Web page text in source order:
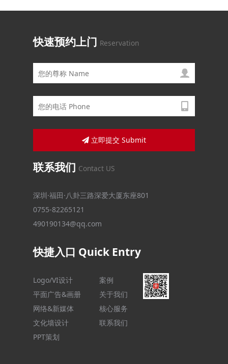
快速预约上门 Reservation
立即提交 Submit
联系我们 Contact US
深圳·福田·八卦三路深爱大厦东座801
0755-82265121
490190134@qq.com
快捷入口 Quick Entry
Logo/VI设计
平面广告&画册
网络&新媒体
文化墙设计
PPT策划
案例
关于我们
核心服务
联系我们